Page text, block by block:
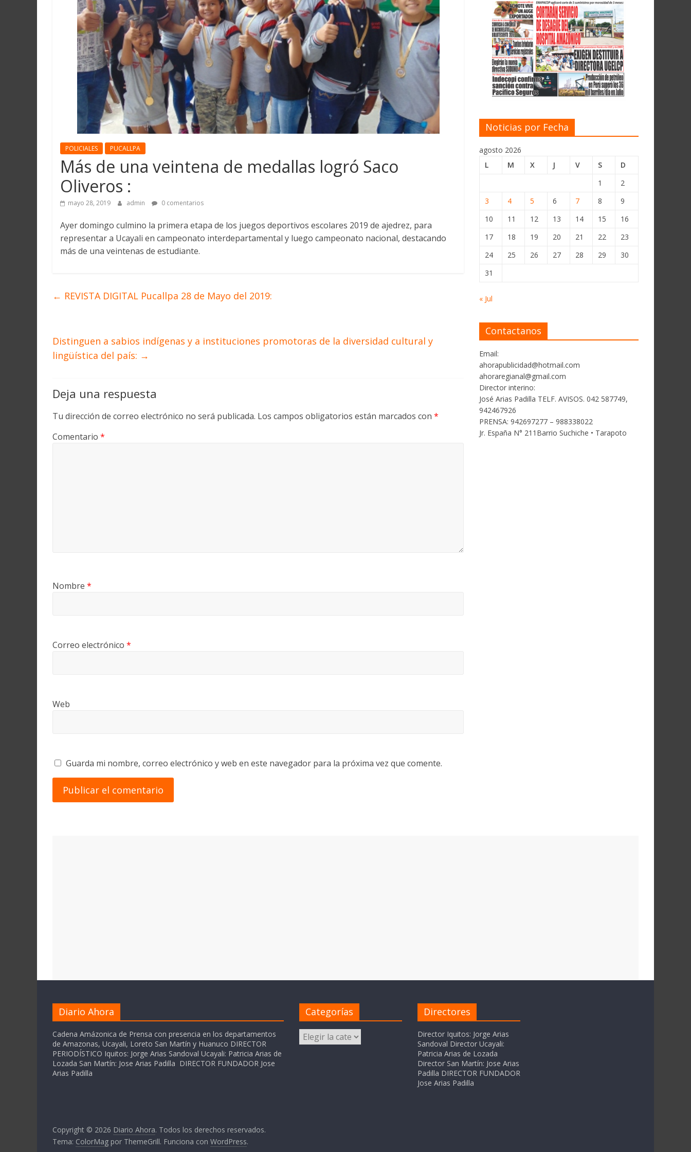
Martín
Loreto
POLICIALES PUCALLPA
Más de una veintena de medallas logró Saco
Oliveros :
mayo 28, 2019 admin 0 comentarios
Ayer domingo culmino la primera etapa de los juegos deportivos escolares 2019 de ajedrez, para
representar a Ucayali en campeonato interdepartamental y luego campeonato nacional, destacando
más de una veintenas de estudiante.
← REVISTA DIGITAL Pucallpa 28 de Mayo del 2019:
Distinguen a sabios indígenas y a instituciones promotoras de la diversidad cultural y
lingüística del país: →
Deja una respuesta
Tu dirección de correo electrónico no será publicada. Los campos obligatorios están marcados con *
Comentario *
Nombre *
Correo electrónico *
Web
Guarda mi nombre, correo electrónico y web en este navegador para la próxima vez que comente.
Noticias por Fecha
agosto 2026
L
M X J V S
D
1
2
3
4 5 6 7 8
9
10
11 12 13 14 15
16
17
18 19 20 21 22
23
24
25 26 27 28 29
30
31
« Jul
Contactanos
Email:
ahorapublicidad@hotmail.com
ahoraregianal@gmail.com
Director interino:
José Arias Padilla TELF. AVISOS. 042 587749,
942467926
PRENSA: 942697277 – 988338022
Jr. España N° 211Barrio Suchiche • Tarapoto
Diario Ahora
Cadena Amázonica de Prensa con presencia en los departamentos
de Amazonas, Ucayali, Loreto San Martín y Huanuco DIRECTOR
PERIODÍSTICO Iquitos: Jorge Arias Sandoval Ucayali: Patricia Arias de
Lozada San Martín: Jose Arias Padilla DIRECTOR FUNDADOR Jose
Arias Padilla
Categorías
Categorías
Directores
Director Iquitos: Jorge Arias
Sandoval Director Ucayali:
Patricia Arias de Lozada
Director San Martín: Jose Arias
Padilla DIRECTOR FUNDADOR
Jose Arias Padilla
Copyright © 2026 Diario Ahora. Todos los derechos reservados.
Tema: ColorMag por ThemeGrill. Funciona con WordPress.